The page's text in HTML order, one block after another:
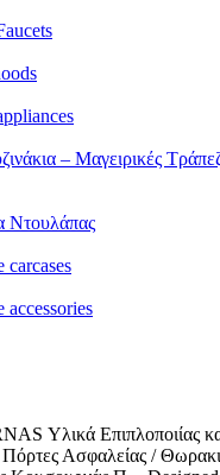
– Μαγειρικές
Ντουλάπας
carcases
accessories
Υλικά Επιπλοποιίας
Ασφαλείας /